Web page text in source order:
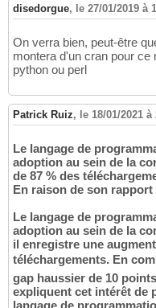
disedorgue, le 27/01/2019 à
On verra bien, peut-être
montera d'un cran pour
python ou perl
Patrick Ruiz, le 18/01/2021 à
Le langage de
adoption au sein de la
de 87 % des
En raison de son
Le langage de
adoption au sein de la
il enregistre une
téléchargements. En
gap haussier de 10
expliquent cet intérêt de
langage de